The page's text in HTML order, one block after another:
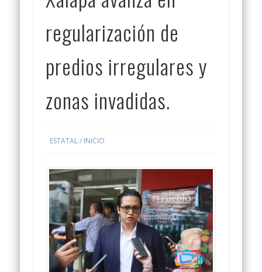
regularización de
predios irregulares y
zonas invadidas.
ESTATAL/ INICIO